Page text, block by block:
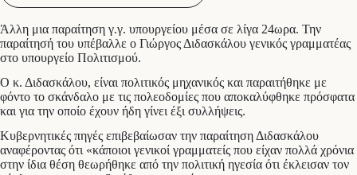
Άλλη μια παραίτηση γ.γ. υπουργείου μέσα σε λίγα 24ωρα. Την
παραίτησή του υπέβαλλε ο Γιώργος Διδασκάλου γενικός γραμματέας
στο υπουργείο Πολιτισμού.
Ο κ. Διδασκάλου, είναι πολιτικός μηχανικός και παραιτήθηκε με
φόντο το σκάνδαλο με τις πολεοδομίες που αποκαλύφθηκε πρόσφατα
και για την οποίο έχουν ήδη γίνει έξι συλλήψεις.
Κυβερνητικές πηγές επιβεβαίωσαν την παραίτηση Διδασκάλου
αναφέροντας ότι «κάποιοι γενικοί γραμματείς που είχαν πολλά χρόνια
στην ίδια θέση θεωρήθηκε από την πολιτική ηγεσία ότι έκλεισαν τον